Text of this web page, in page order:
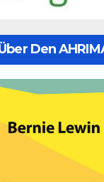
Den